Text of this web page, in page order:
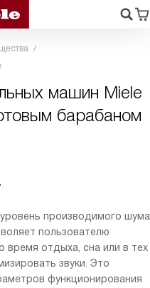
машин Miele
барабаном
производимого шума
пользователю
время отдыха, сна или в тех
звуки. Это
функционирования